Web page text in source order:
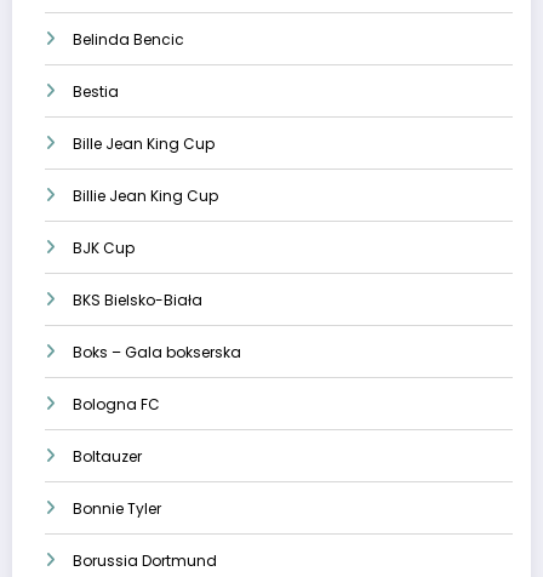
Belinda Bencic
Bestia
Bille Jean King Cup
Billie Jean King Cup
BJK Cup
BKS Bielsko-Biała
Boks – Gala bokserska
Bologna FC
Boltauzer
Bonnie Tyler
Borussia Dortmund